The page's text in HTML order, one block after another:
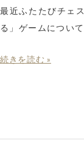
最近ふたたびチェ
る」ゲームについ
続きを読む »